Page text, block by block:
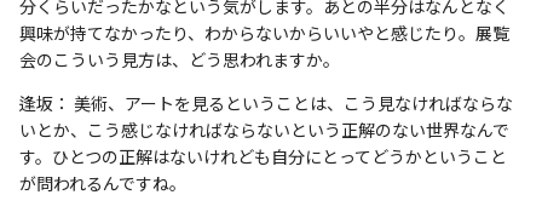
分くらいだったかなという気がします。あとの半分はなんとなく
興味が持てなかったり、わからないからいいやと感じたり。展覧
会のこういう見方は、どう思われますか。
逢坂： 美術、アートを見るということは、こう見なければならな
いとか、こう感じなければならないという正解のない世界なんで
す。ひとつの正解はないけれども自分にとってどうかということ
が問われるんですね。